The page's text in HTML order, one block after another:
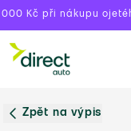
Kč při nákupu
Zpět na výpis